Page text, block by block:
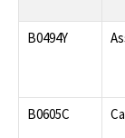
B0494Y
B0605C